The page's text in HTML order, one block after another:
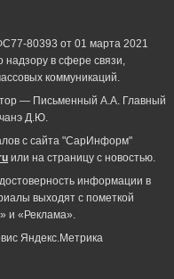
80393 от 01 марта 2021
надзору в сфере связи,
коммуникаций.
— Письменный А.А. Главный
Д.Ю.
с сайта "СарИнформ"
или на страницу с новостью.
информации в
выходят с пометкой
и «Реклама».
Яндекс.Метрика